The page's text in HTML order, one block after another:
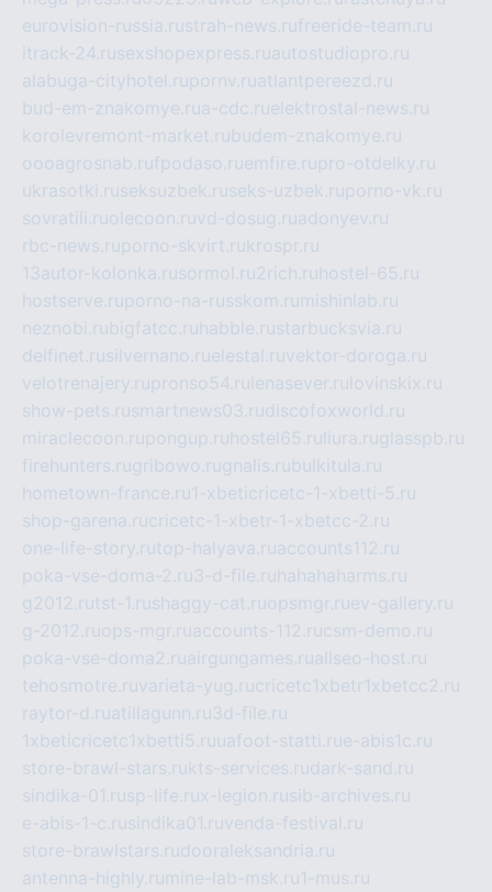
eurovision-russia.rustrah-news.rufreeride-team.ru
itrack-24.rusexshopexpress.ruautostudiopro.ru
alabuga-cityhotel.rupornv.ruatlantpereezd.ru
bud-em-znakomye.rua-cdc.ruelektrostal-news.ru
korolevremont-market.rubudem-znakomye.ru
oooagrosnab.rufpodaso.ruemfire.rupro-otdelky.ru
ukrasotki.ruseksuzbek.ruseks-uzbek.ruporno-vk.ru
sovratili.ruolecoon.ruvd-dosug.ruadonyev.ru
rbc-news.ruporno-skvirt.rukrospr.ru
13autor-kolonka.rusormol.ru2rich.ru hostel-65.ru
hostserve.ruporno-na-russkom.ru mishinlab.ru
neznobi.rubigfatcc.ru habble.rustarbucksvia.ru
delfinet.rusilvernano.ruelestal.ruvektor-doroga.ru
velotrenajery.rupronso54.ru lenasever.ru lovinskix.ru
show-pets.rusmartnews03.rudiscofoxworld.ru
miraclecoon.rupongup.ru hostel65.ru liura.ruglasspb.ru
firehunters.rugribowo.rugnalis.rubulkitula.ru
hometown-france.ru1-xbeticricetc-1-xbetti-5.ru
shop-garena.rucricetc-1-xbetr-1-xbetcc-2.ru
one-life-story.rutop-halyava.ruaccounts112.ru
poka-vse-doma-2.ru3-d-file.ru hahahaharms.ru
g2012.rutst-1.rushaggy-cat.ruopsmgr.ruev-gallery.ru
g-2012.ruops-mgr.ruaccounts-112.rucsm-demo.ru
poka-vse-doma2.ruairgungames.ruallseo-host.ru
tehosmotre.ruvarieta-yug.rucricetc1xbetr1xbetcc2.ru
raytor-d.ruatillagunn.ru3d-file.ru
1xbeticricetc1xbetti5.ruuafoot-statti.rue-abis1c.ru
store-brawl-stars.rukts-services.rudark-sand.ru
sindika-01.rusp-life.rux-legion.rusib-archives.ru
e-abis-1-c.rusindika01.ruvenda-festival.ru
store-brawlstars.rudooraleksandria.ru
antenna-highly.ru mine-lab-msk.ru1-mus.ru